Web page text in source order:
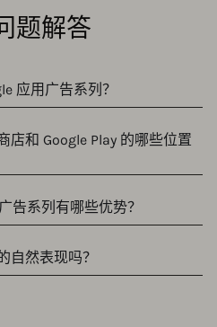
题解答
应用广告系列？
店和 Google Play 的哪些位置
告系列有哪些优势？
自然表现吗？